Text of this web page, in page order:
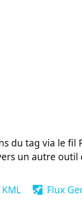
du tag via le fil
un autre outil
Flux